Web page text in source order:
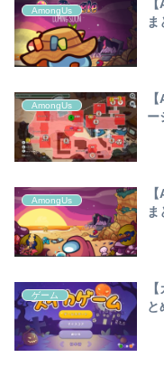
AmongUs
ま
AmongUs
ー
AmongUs
ま
ゲーム
と